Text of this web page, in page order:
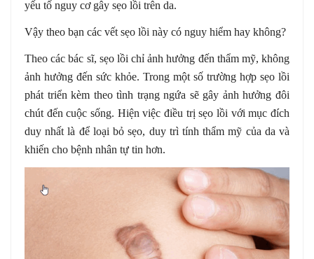
yếu tố nguy cơ gây sẹo lồi trên da.
Vậy theo bạn các vết sẹo lồi này có nguy hiểm hay không?
Theo các bác sĩ, sẹo lồi chỉ ảnh hưởng đến thẩm mỹ, không
ảnh hưởng đến sức khỏe. Trong một số trường hợp sẹo lồi
phát triển kèm theo tình trạng ngứa sẽ gây ảnh hưởng đôi
chút đến cuộc sống. Hiện việc điều trị sẹo lồi với mục đích
duy nhất là để loại bỏ sẹo, duy trì tính thẩm mỹ của da và
khiến cho bệnh nhân tự tin hơn.